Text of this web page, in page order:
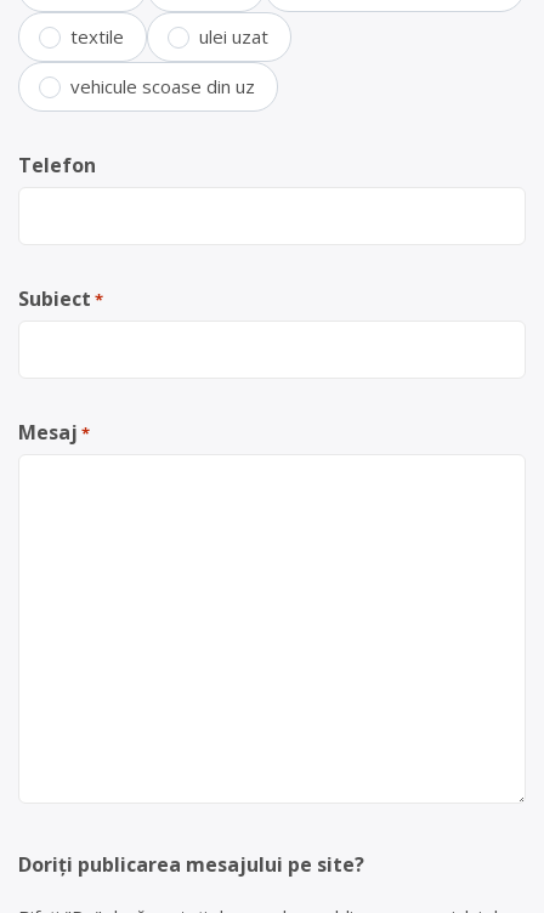
textile ulei uzat
vehicule scoase din uz
Telefon
Subiect *
Mesaj *
Doriți publicarea mesajului pe site?